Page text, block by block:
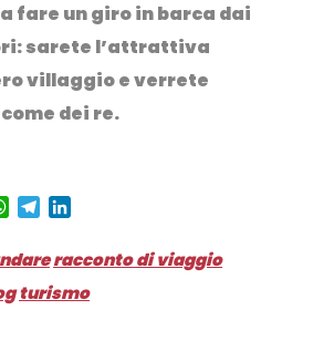
fare un giro in barca dai
sarete l’attrattiva
villaggio e verrete
dei re.
WhatsApp
Telegram
racconto di viaggio
turismo